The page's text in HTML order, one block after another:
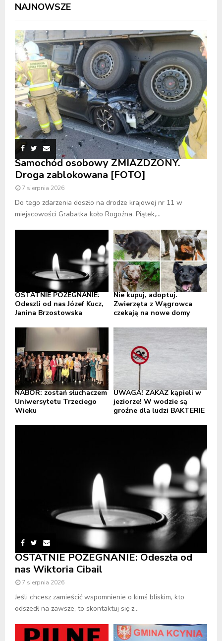
NAJNOWSZE
Samochód osobowy ZMIAŻDŻONY.
Droga zablokowana [FOTO]
7 sierpnia 2026
Do tego zdarzenia doszło na drodze krajowej nr 11 w
miejscowości Grabatka koło Rogoźna. Piątek,...
OSTATNIE POŻEGNANIE:
Odeszli od nas Józef Kucz,
Janina Brzostowska
Nie kupuj, adoptuj.
Zwierzęta z Wągrowca
czekają na nowe domy
NABÓR: zostań słuchaczem
Uniwersytetu Trzeciego
Wieku
UWAGA! ZAKAZ kąpieli w
jeziorze! W wodzie są
groźne dla ludzi BAKTERIE
OSTATNIE POŻEGNANIE: Odeszła od
nas Wiktoria Cibail
7 sierpnia 2026
Jeśli chcesz zamieścić wspomnienie o kimś bliskim, kto
odszedł na zawsze, to skontaktuj się z...